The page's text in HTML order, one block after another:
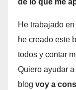
de lo que me
He trabajado
he creado este
todos y contar
Quiero ayudar
blog voy a